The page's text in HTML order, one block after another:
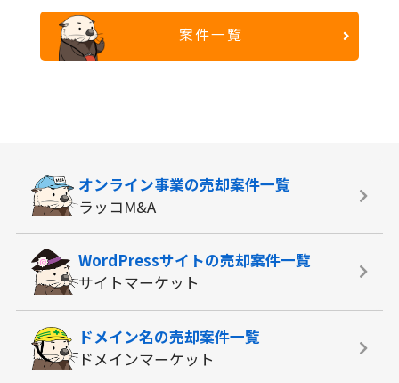
案件一覧
オンライン事業の売却案件一覧
ラッコM&A
WordPressサイトの売却案件一覧
サイトマーケット
ドメイン名の売却案件一覧
ドメインマーケット